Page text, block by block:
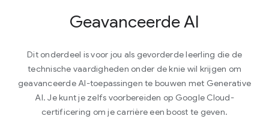
Geavanceerde AI
Dit onderdeel is voor jou als gevorderde leerling die de
technische vaardigheden onder de knie wil krijgen om
geavanceerde AI-toepassingen te bouwen met Generative
AI. Je kunt je zelfs voorbereiden op Google Cloud-
certificering om je carrière een boost te geven.